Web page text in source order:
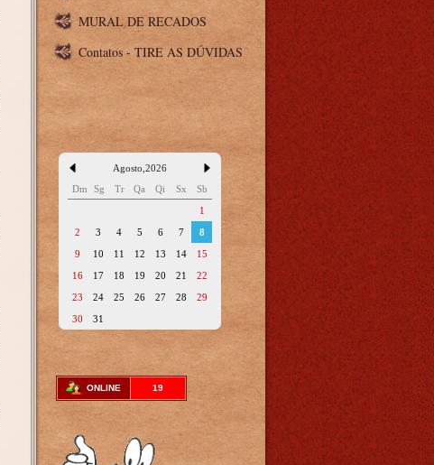
MURAL DE RECADOS
Contatos - TIRE AS DÚVIDAS
Agosto 2026
Dm
Sg Tr Qa Qi Sx
Sb
1
2
3 4 5 6 7
8
9
10 11 12 13 14
15
16
17 18 19 20 21
22
23
24 25 26 27 28
29
30
31
ONLINE 19